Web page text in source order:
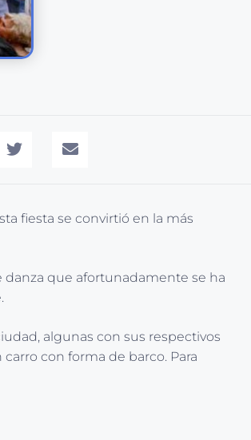
fiesta se convirtió en la más
danza que afortunadamente se ha
algunas con sus respectivos
con forma de barco. Para